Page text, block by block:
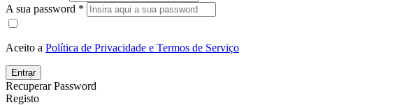
A sua password *
Aceito a Política de Privacidade e Termos de Serviço
Entrar
Recuperar Password
Registo